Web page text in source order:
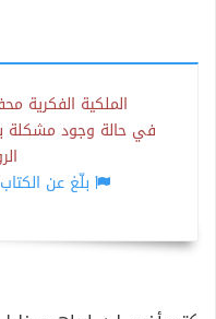
الملكية الفكرية
في حالة وجود مشكلة
بلّغ عن الكتاب